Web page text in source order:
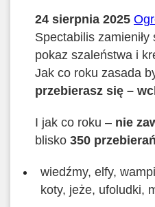
24 sierpnia 2025
Spectabilis
pokaz szaleństwa i
Jak co roku zasada
przebierasz się –
I jak co roku – nie
blisko 350
wiedźmy, elfy,
koty, jeże, ufoludki,